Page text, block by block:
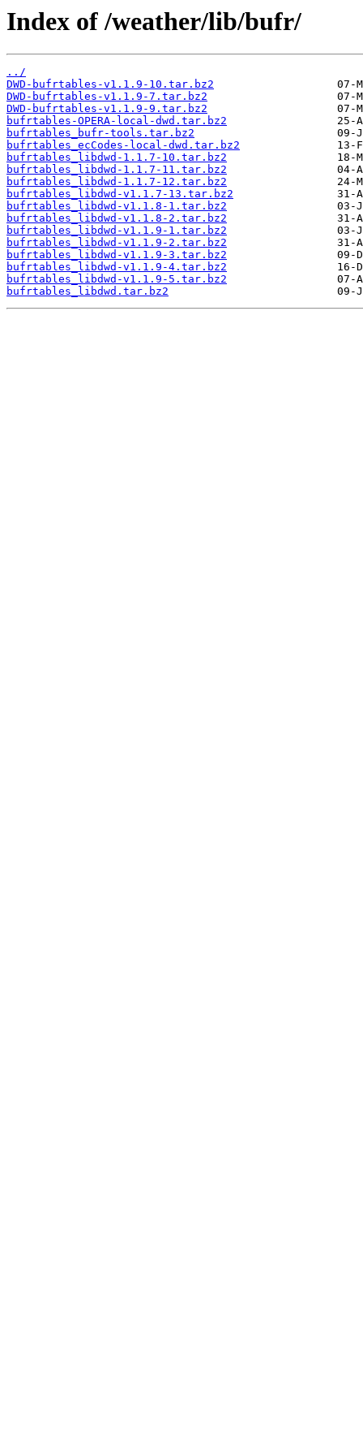
Index of /weather/lib/bufr/
../
DWD-bufrtables-v1.1.9-10.tar.bz2
DWD-bufrtables-v1.1.9-7.tar.bz2
DWD-bufrtables-v1.1.9-9.tar.bz2
bufrtables-OPERA-local-dwd.tar.bz2
bufrtables_bufr-tools.tar.bz2
bufrtables_ecCodes-local-dwd.tar.bz2
bufrtables_libdwd-1.1.7-10.tar.bz2
bufrtables_libdwd-1.1.7-11.tar.bz2
bufrtables_libdwd-1.1.7-12.tar.bz2
bufrtables_libdwd-v1.1.7-13.tar.bz2
bufrtables_libdwd-v1.1.8-1.tar.bz2
bufrtables_libdwd-v1.1.8-2.tar.bz2
bufrtables_libdwd-v1.1.9-1.tar.bz2
bufrtables_libdwd-v1.1.9-2.tar.bz2
bufrtables_libdwd-v1.1.9-3.tar.bz2
bufrtables_libdwd-v1.1.9-4.tar.bz2
bufrtables_libdwd-v1.1.9-5.tar.bz2
bufrtables_libdwd.tar.bz2